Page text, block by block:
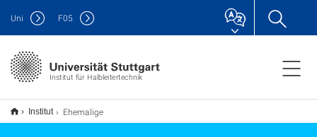
Institut für Halbleitertechnik
Uni F05
Institut Ehemalige